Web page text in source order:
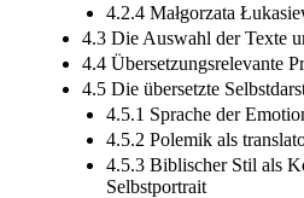
4.2.4 Małgorzata
4.3 Die Auswahl der Texte
4.4 Übersetzungsrelevante
4.5 Die übersetzte
4.5.1 Sprache der
4.5.2 Polemik als
4.5.3 Biblischer Stil als
Selbstportrait